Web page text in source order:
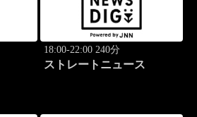
18:00-22:00 240分
ストレートニュース